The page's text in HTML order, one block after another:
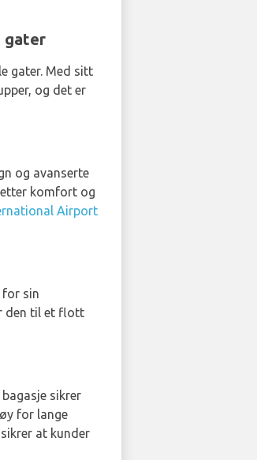
gater
gater. Med sitt
og det er
og avanserte
komfort og
Airport
for sin
den til et flott
sikrer
for lange
at kunder